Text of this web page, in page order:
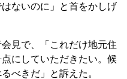
ないのに」と首をかしげ
見で、「これだけ地元住
にしていただきたい。候
べきだ」と訴えた。